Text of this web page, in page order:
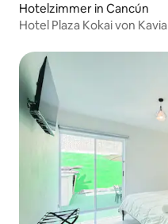
Hotelzimmer in Cancún
Hotel Plaza Kokai von Kavia